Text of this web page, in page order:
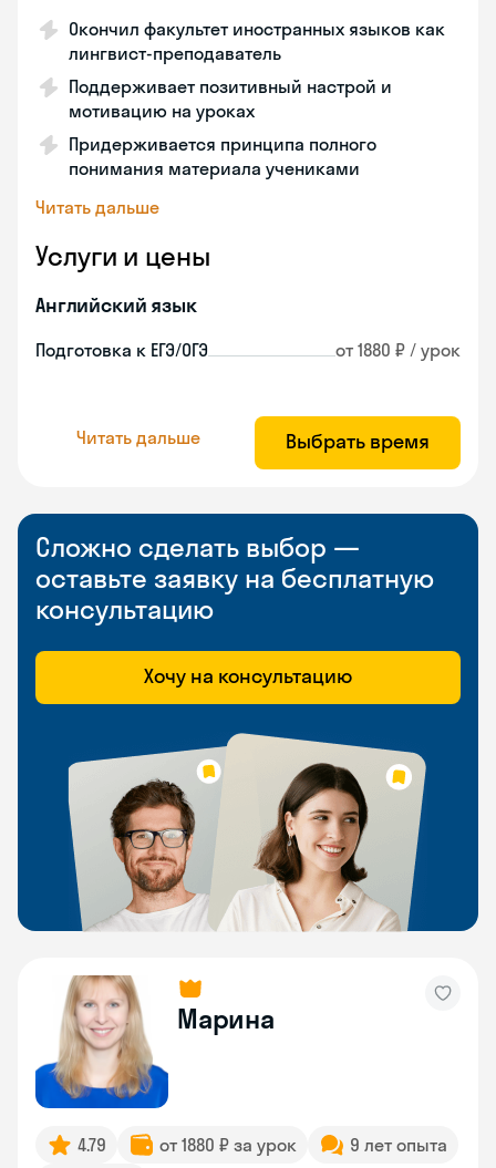
Окончил факультет иностранных языков как
лингвист-преподаватель
Поддерживает позитивный настрой и
мотивацию на уроках
Придерживается принципа полного
понимания материала учениками
Читать дальше
Услуги и цены
Английский язык
Подготовка к ЕГЭ/ОГЭ от 1880 ₽ / урок
Читать дальше Выбрать время
Сложно сделать выбор —
оставьте заявку на бесплатную
консультацию
Хочу на консультацию
Марина
4.79 от 1880 ₽ за урок 9 лет опыта